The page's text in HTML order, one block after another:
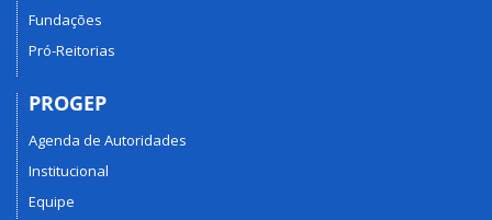
Fundações
Pró-Reitorias
PROGEP
Agenda de Autoridades
Institucional
Equipe